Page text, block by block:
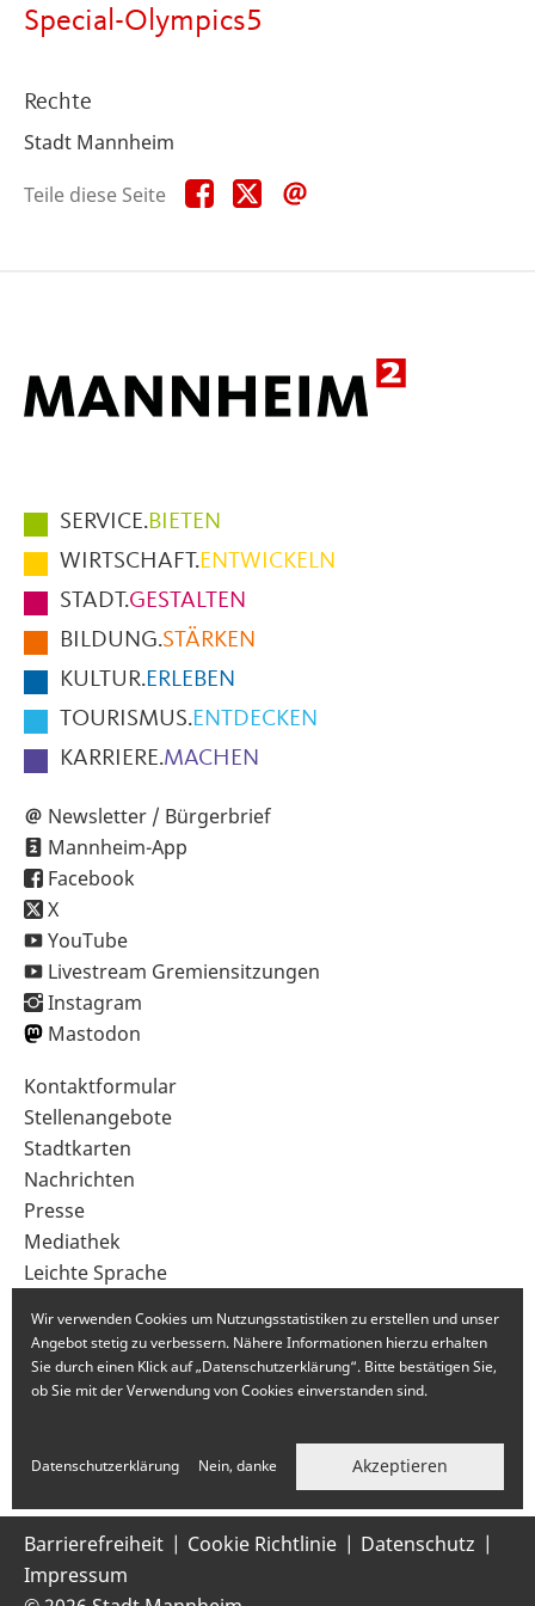
Special-Olympics5
Rechte
Stadt Mannheim
Teile diese Seite
Teile
diese
Teile
diese
Hauptmenüpunkte
im
Fußbereich
der
Seite
SERVICE.BIETEN
WIRTSCHAFT.ENTWICKELN
STADT.GESTALTEN
BILDUNG.STÄRKEN
KULTUR.ERLEBEN
TOURISMUS.ENTDECKEN
KARRIERE.MACHEN
Newsletter / Bürgerbrief
Mannheim-App
Facebook
X
YouTube
Livestream Gremiensitzungen
Instagram
Mastodon
Sekundärnavigation
im
Fußbereich
Kontaktformular
Stellenangebote
Stadtkarten
Nachrichten
Presse
Mediathek
Leichte Sprache
Barrierefreiheit Cookie Richtlinie
Datenschutz
Impressum
Wir verwenden Cookies um Nutzungsstatistiken zu erstellen und unser
Angebot stetig zu verbessern. Nähere Informationen hierzu erhalten
Sie durch einen Klick auf „Datenschutzerklärung“. Bitte bestätigen Sie,
ob Sie mit der Verwendung von Cookies einverstanden sind.
Datenschutzerklärung Nein, danke Akzeptieren